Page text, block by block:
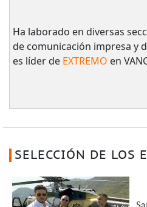
Ha laborado en diversas
de comunicación impresa y
es líder de EXTREMO en
SELECCIÓN DE LOS